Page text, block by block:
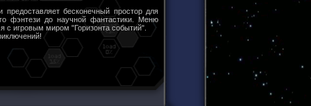
бесконечный простор для
фэнтези до научной фантастики. Меню
с игровым миром "Горизонта событий".